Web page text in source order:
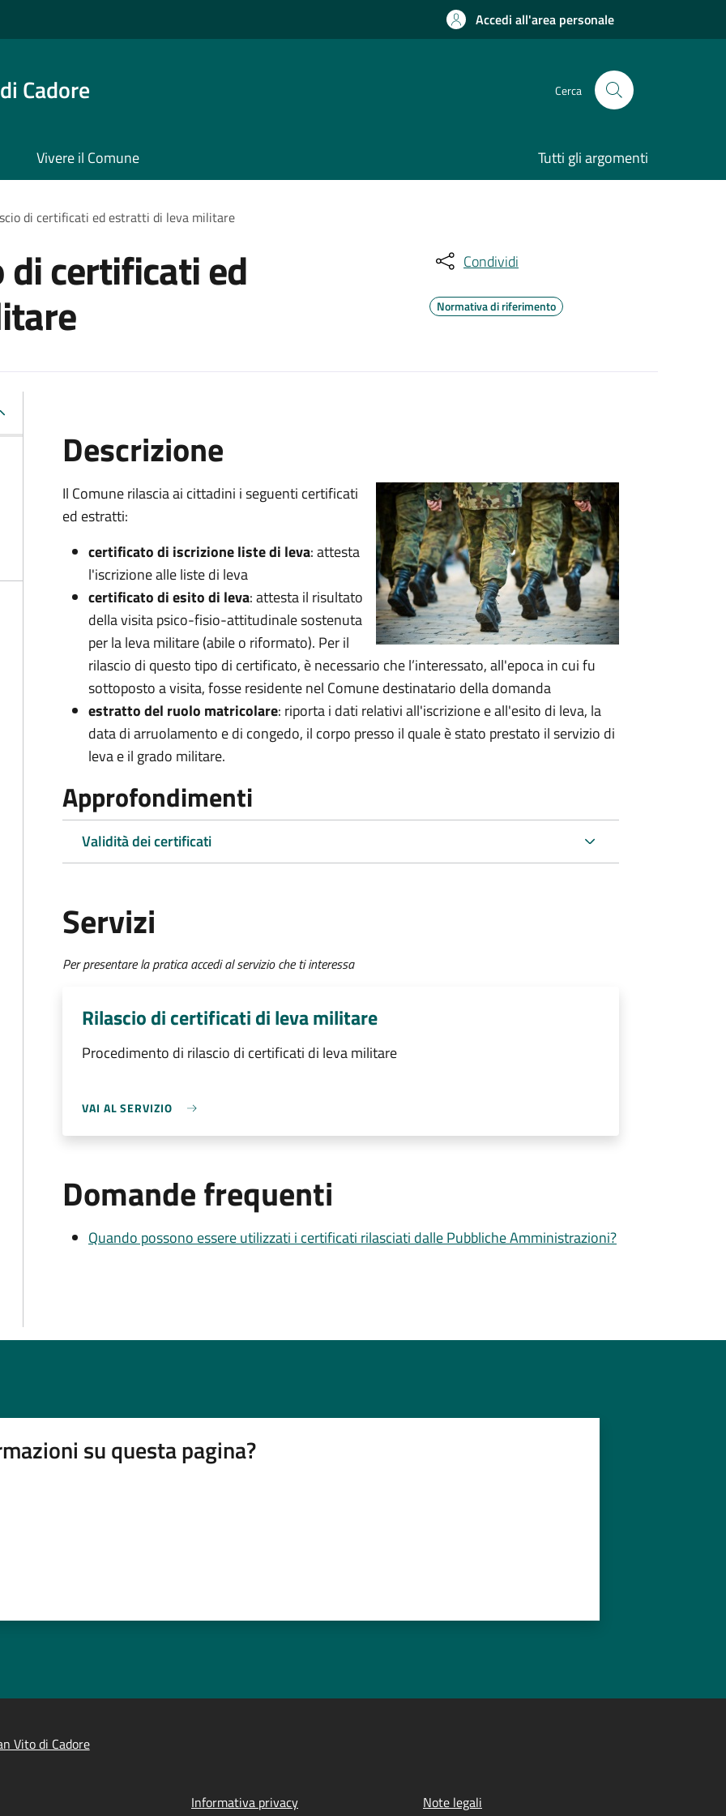
Accedi all'area personale
Cadore Cerca
Vivere il Comune Tutti gli argomenti
di certificati ed estratti di leva militare
di certificati ed Condividi
Normativa di riferimento
Descrizione
Il Comune rilascia ai cittadini i seguenti certificati
ed estratti:
certificato di iscrizione liste di leva: attesta
l'iscrizione alle liste di leva
certificato di esito di leva: attesta il risultato
della visita psico-fisio-attitudinale sostenuta
per la leva militare (abile o riformato). Per il
rilascio di questo tipo di certificato, è necessario che l’interessato, all'epoca in cui fu
sottoposto a visita, fosse residente nel Comune destinatario della domanda
estratto del ruolo matricolare: riporta i dati relativi all'iscrizione e all'esito di leva, la
data di arruolamento e di congedo, il corpo presso il quale è stato prestato il servizio di
leva e il grado militare.
Approfondimenti
Validità dei certificati
Servizi
Per presentare la pratica accedi al servizio che ti interessa
Rilascio di certificati di leva militare
Procedimento di rilascio di certificati di leva militare
VAI AL SERVIZIO
Domande frequenti
Quando possono essere utilizzati i certificati rilasciati dalle Pubbliche Amministrazioni?
su questa pagina?
Vito di Cadore
Informativa privacy Note legali